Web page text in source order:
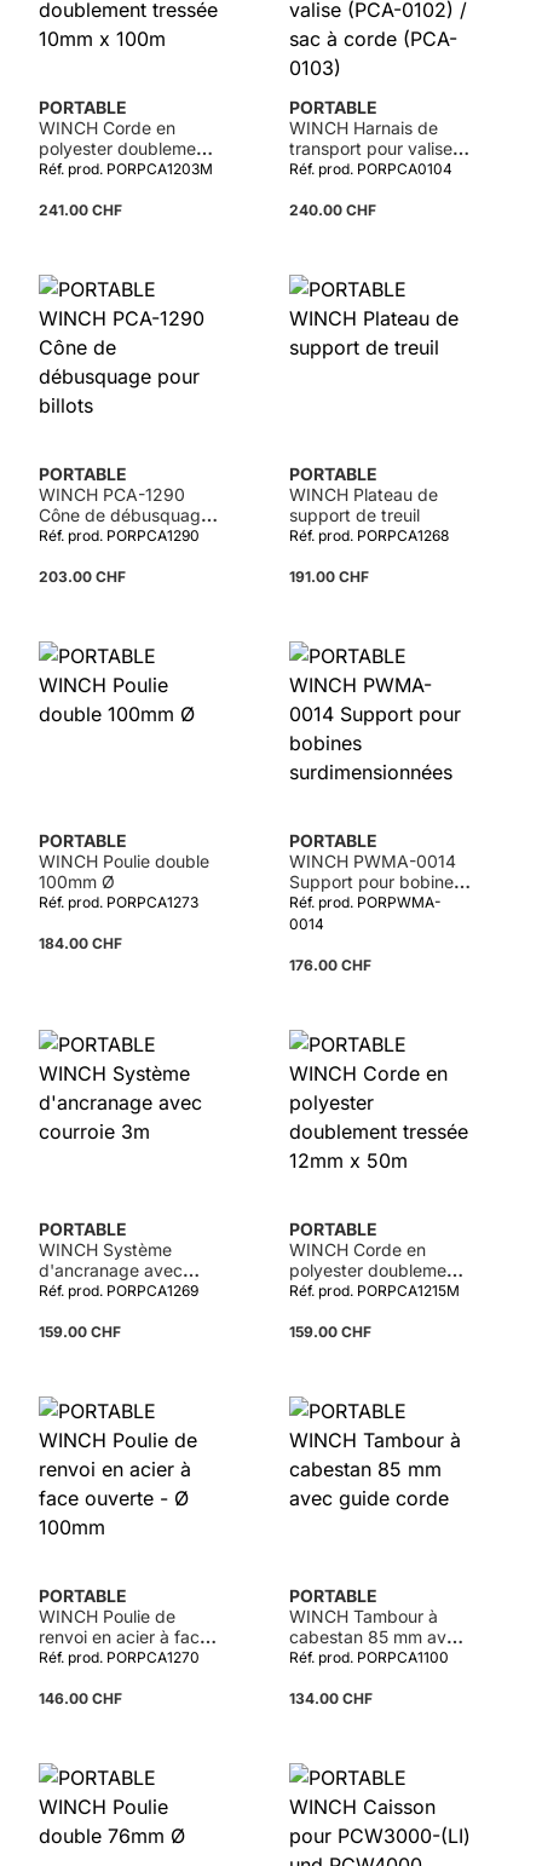
PORTABLE
WINCH Corde en
polyester doublement
tressée 10mm x 100m
Réf. prod. PORPCA1203M
241.00 CHF
PORTABLE
WINCH Harnais de
transport pour valise
(PCA-0102) / sac à
Réf. prod. PORPCA0104
240.00 CHF
PORTABLE
WINCH PCA-1290
Cône de débusquage
pour billots
Réf. prod. PORPCA1290
203.00 CHF
PORTABLE
WINCH Plateau de
support de treuil
Réf. prod. PORPCA1268
191.00 CHF
PORTABLE
WINCH Poulie double
100mm Ø
Réf. prod. PORPCA1273
184.00 CHF
PORTABLE
WINCH PWMA-0014
Support pour bobines
surdimensionnées
Réf. prod. PORPWMA-
0014
176.00 CHF
PORTABLE
WINCH Système
d'ancranage avec
courroie 3m
Réf. prod. PORPCA1269
159.00 CHF
PORTABLE
WINCH Corde en
polyester doublement
tressée 12mm x 50m
Réf. prod. PORPCA1215M
159.00 CHF
PORTABLE
WINCH Poulie de
renvoi en acier à face
ouverte - Ø 100mm
Réf. prod. PORPCA1270
146.00 CHF
PORTABLE
WINCH Tambour à
cabestan 85 mm avec
guide corde
Réf. prod. PORPCA1100
134.00 CHF